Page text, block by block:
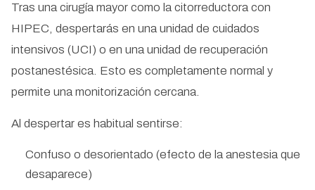
Tras una cirugía mayor como la citorreductora con
HIPEC, despertarás en una unidad de cuidados
intensivos (UCI) o en una unidad de recuperación
postanestésica. Esto es completamente normal y
permite una monitorización cercana.
Al despertar es habitual sentirse:
Confuso o desorientado (efecto de la anestesia que
desaparece)